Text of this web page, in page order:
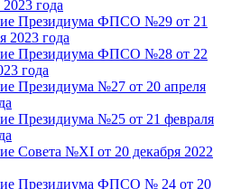
2023 года
Президиума ФПСО №29 от 21
2023 года
Президиума ФПСО №28 от 22
года
Президиума №27 от 20 апреля
Президиума №25 от 21 февраля
Совета №XI от 20 декабря 2022
Президиума ФПСО № 24 от 20